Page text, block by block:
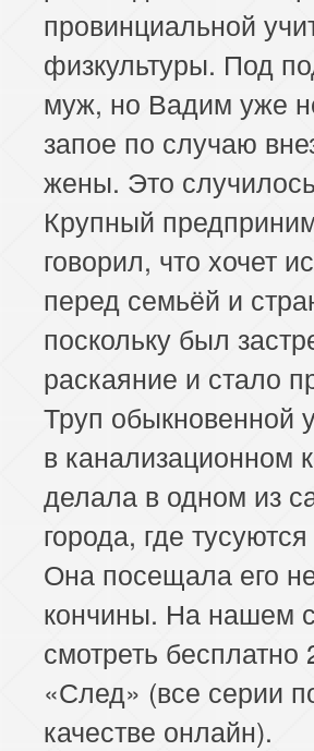
провинциальной
физкультуры. Под
муж, но Вадим уже
запое по случаю
жены. Это
Крупный
говорил, что хочет
перед семьёй и
поскольку был
раскаяние и стало
Труп
в канализационном
делала в одном из
города, где
Она посещала его
кончины. На нашем
смотреть
«След» (все серии
качестве онлайн).